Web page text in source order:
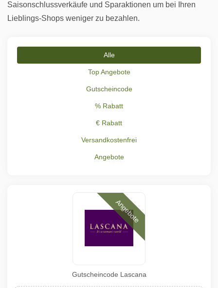
Saisonschlussverkäufe und Sparaktionen um bei Ihren
Lieblings-Shops weniger zu bezahlen.
Alle
Top Angebote
Gutscheincode
% Rabatt
€ Rabatt
Versandkostenfrei
Angebote
Angebote
Gutscheincode Lascana